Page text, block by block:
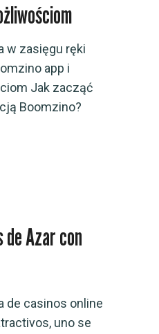
w zasięgu ręki
app i
Jak zacząć
Boomzino?
de Azar con
de casinos online
uno se